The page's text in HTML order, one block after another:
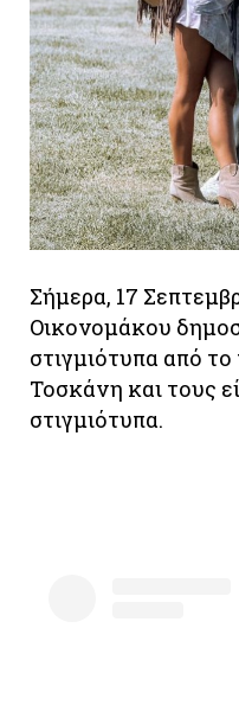
Σήμερα, 17
Οικονομάκου
στιγμιότυπα από το
Τοσκάνη και τους
στιγμιότυπα.